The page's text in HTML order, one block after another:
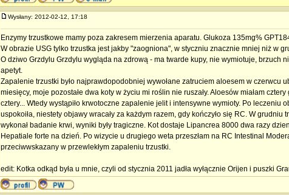
Wysłany: 2012-02-12, 17:18
Enzymy trzustkowe mamy poza zakresem mierzenia aparatu. Glukoza 135mg%
W obrazie USG tylko trzustka jest jakby "zaogniona", w styczniu znacznie mniej niż w
O dziwo Grzdylu Grzdylu wygląda na zdrową - ma twarde kupy, nie wymiotuje, brzuch
apetyt.
Zapalenie trzustki było najprawdopodobniej wywołane zatruciem aloesem w czerwcu
miesięcy, moje pozostałe dwa koty w życiu mi roślin nie ruszały. Aloesów miałam
cztery... Wtedy wystąpiło krwotoczne zapalenie jelit i intensywne wymioty. Po leczeniu
uspokoiła, niestety objawy wracały za każdym razem, gdy kończyło się RC. W grudniu
wykonał badanie krwi, wyniki były tragiczne. Kot dostaje Lipancrea 8000 dwa razy
Hepatiale forte na dzień. Po wizycie u drugiego weta przeszłam na RC Intestinal
przeciwwskazany w przewlekłym zapaleniu trzustki.
edit: Kotka odkąd była u mnie, czyli od stycznia 2011 jadła wyłącznie Orijen i puszki